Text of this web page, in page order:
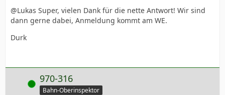
@Lukas Super, vielen Dank für die nette Antwort! Wir sind
dann gerne dabei, Anmeldung kommt am WE.
Durk
Online 970-316
Bahn-Oberinspektor